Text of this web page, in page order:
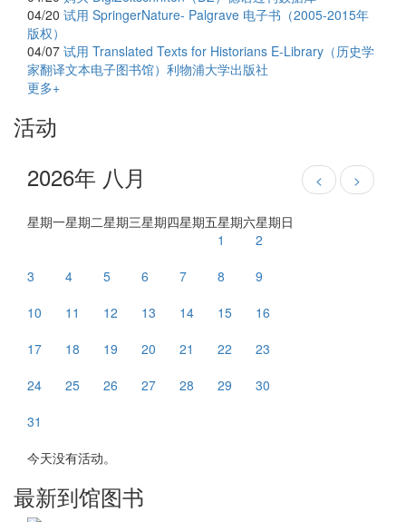
04/20 试用 SpringerNature- Palgrave 电子书（2005-2015年
版权）
04/07 试用 Translated Texts for Historians E-Library（历史学
家翻译文本电子图书馆）利物浦大学出版社
更多+
活动
2026年 八月
< >
星期一星期二星期三星期四星期五星期六星期日
1
2
3
4 5 6 7 8
9
10
11 12 13 14 15
16
17
18 19 20 21 22
23
24
25 26 27 28 29
30
31
今天没有活动。
最新到馆图书